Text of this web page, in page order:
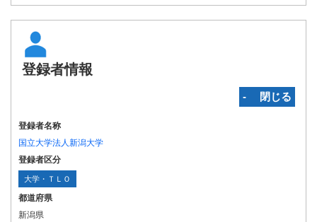
登録者情報
‐ 閉じる
登録者名称
国立大学法人新潟大学
登録者区分
大学・ＴＬＯ
都道府県
新潟県